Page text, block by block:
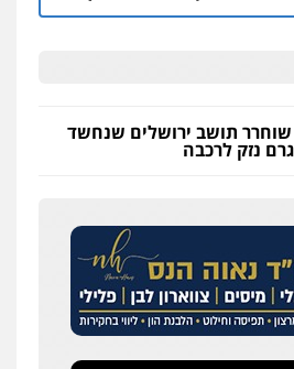
שוחרר תושב ירושלים שנחשד
נזק לרכבה